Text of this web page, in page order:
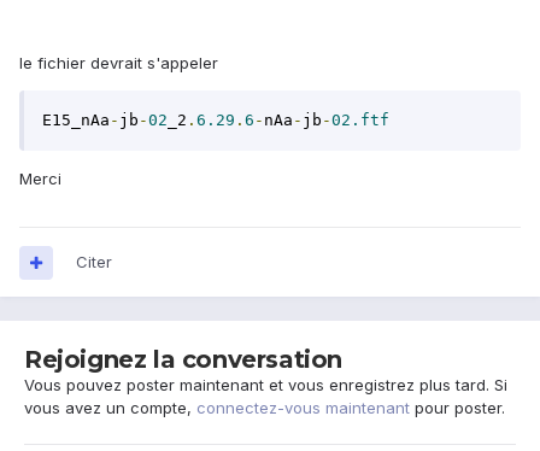
le fichier devrait s'appeler
E15_nAa - jb -02 _2 . 6.29 . 6 - nAa - jb -02.ftf
Merci
Citer
Rejoignez la conversation
Vous pouvez poster maintenant et vous enregistrez plus tard. Si
vous avez un compte, connectez-vous maintenant pour poster.